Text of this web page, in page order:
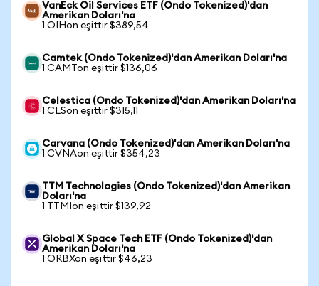
VanEck Oil Services ETF (Ondo Tokenized)'dan
Amerikan Doları'na
1 OIHon eşittir $389,54
Camtek (Ondo Tokenized)'dan Amerikan Doları'na
1 CAMTon eşittir $136,06
Celestica (Ondo Tokenized)'dan Amerikan Doları'na
1 CLSon eşittir $315,11
Carvana (Ondo Tokenized)'dan Amerikan Doları'na
1 CVNAon eşittir $354,23
TTM Technologies (Ondo Tokenized)'dan Amerikan
Doları'na
1 TTMIon eşittir $139,92
Global X Space Tech ETF (Ondo Tokenized)'dan
Amerikan Doları'na
1 ORBXon eşittir $46,23